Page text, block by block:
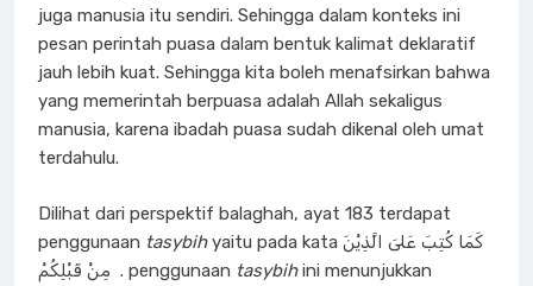
juga manusia itu sendiri. Sehingga dalam konteks ini
pesan perintah puasa dalam bentuk kalimat deklaratif
jauh lebih kuat. Sehingga kita boleh menafsirkan bahwa
yang memerintah berpuasa adalah Allah sekaligus
manusia, karena ibadah puasa sudah dikenal oleh umat
terdahulu.
Dilihat dari perspektif balaghah, ayat 183 terdapat
penggunaan tasybihyaitu pada kata كَمَا كُتِبَ عَلىَ الَّذِيْنَ
مِنْ قَبْلِكُمْ . penggunaan tasybihini menunjukkan